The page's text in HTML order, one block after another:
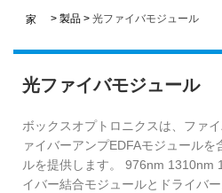
家 > 製品 > 光ファイバモジュール
光ファイバモジュール
ボックスオプトロニクスは、ファ
ァイバーアンプEDFAモジュール
ルを提供します。 976nm 1310nm
イバー結合モジュールとドライバ